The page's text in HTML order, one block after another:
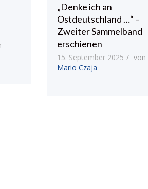
„Denke ich an
Ostdeutschland …“ –
Zweiter Sammelband
erschienen
15. September 2025
von
Mario Czaja